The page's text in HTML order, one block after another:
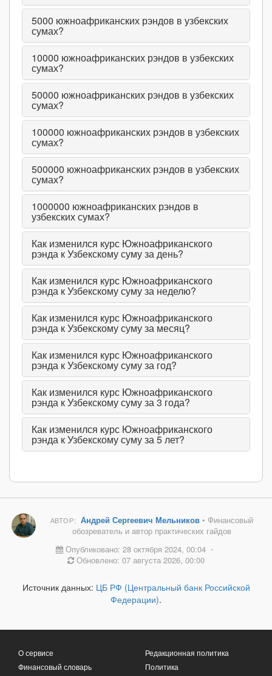
5000 южноафриканских рэндов в узбекских
сумах?
10000 южноафриканских рэндов в узбекских
сумах?
50000 южноафриканских рэндов в узбекских
сумах?
100000 южноафриканских рэндов в узбекских
сумах?
500000 южноафриканских рэндов в узбекских
сумах?
1000000 южноафриканских рэндов в
узбекских сумах?
Как изменился курс Южноафриканского
рэнда к Узбекскому суму за день?
Как изменился курс Южноафриканского
рэнда к Узбекскому суму за неделю?
Как изменился курс Южноафриканского
рэнда к Узбекскому суму за месяц?
Как изменился курс Южноафриканского
рэнда к Узбекскому суму за год?
Как изменился курс Южноафриканского
рэнда к Узбекскому суму за 3 года?
Как изменился курс Южноафриканского
рэнда к Узбекскому суму за 5 лет?
АВТОР: Андрей Сергеевич Мельников• Финансовый
обозреватель и автор практических гайдов
Опубликовано: 28 октября 2024, 00:04 •
Обновлено: 07 августа 2026, 00:00
Источник данных: ЦБ РФ (Центральный банк Российской
Федерации).
О сервисе
Финансовый словарь
Редакционная политика
Политика